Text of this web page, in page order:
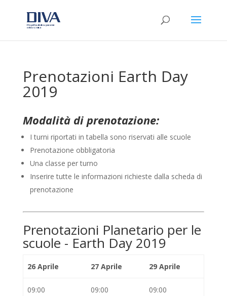
Prenotazioni Earth Day
2019
Modalità di prenotazione:
I turni riportati in tabella sono riservati alle scuole
Prenotazione obbligatoria
Una classe per turno
Inserire tutte le informazioni richieste dalla scheda di
prenotazione
Prenotazioni Planetario per le
scuole - Earth Day 2019
26 Aprile 27 Aprile 29 Aprile
09:00
09:00
09:00